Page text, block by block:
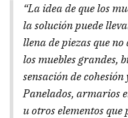
“La idea de que los
la solución puede
llena de piezas que
los muebles grandes,
sensación de
Panelados, armarios
u otros elementos